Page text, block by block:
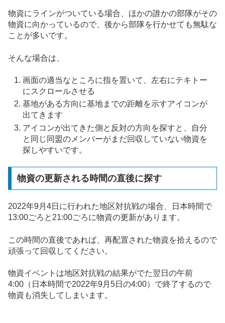
物資にラインがついている場合、ほかの誰かの部隊がその
物資に向かっているので、後から部隊を行かせても無駄な
ことが多いです。
そんな場合は、
画面の適当なところに指を置いて、左右にテキトー
にスクロールさせる
基地がある方向に基地までの距離を示すアイコンが
出てきます
アイコンが出てきた側と反対の方向を探すと、自分
と同じ同盟のメンバーがまだ回収していない物資を
探しやすいです。
物資の更新される時間の直後に探す
2022年9月4日に行われた地区対抗戦の場合、日本時間で
13:00ごろと21:00ごろに物資の更新があります。
この時間の直後であれば、再配置された物資を拾えるので
頑張って回収してください。
物資イベントは地区対抗戦の結果がでた翌日の午前
4:00（日本時間で2022年9月5日の4:00）で終了するので
物資も消失してしまいます。